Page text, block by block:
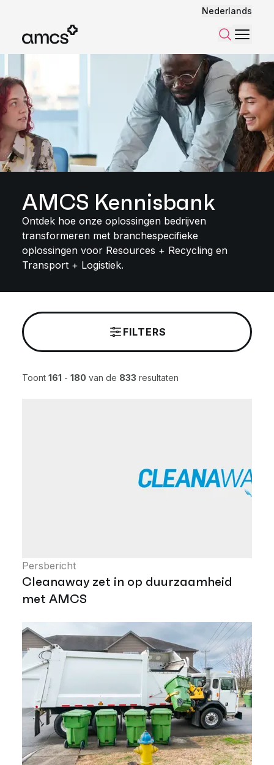
Nederlands
ZoekenMenu
AMCS Kennisbank
Ontdek hoe onze oplossingen bedrijven
transformeren met branchespecifieke
oplossingen voor Resources + Recycling en
Transport + Logistiek.
FILTERS
Toont 161 - 180 van de 833 resultaten
Persbericht
Cleanaway zet in op duurzaamheid
met AMCS